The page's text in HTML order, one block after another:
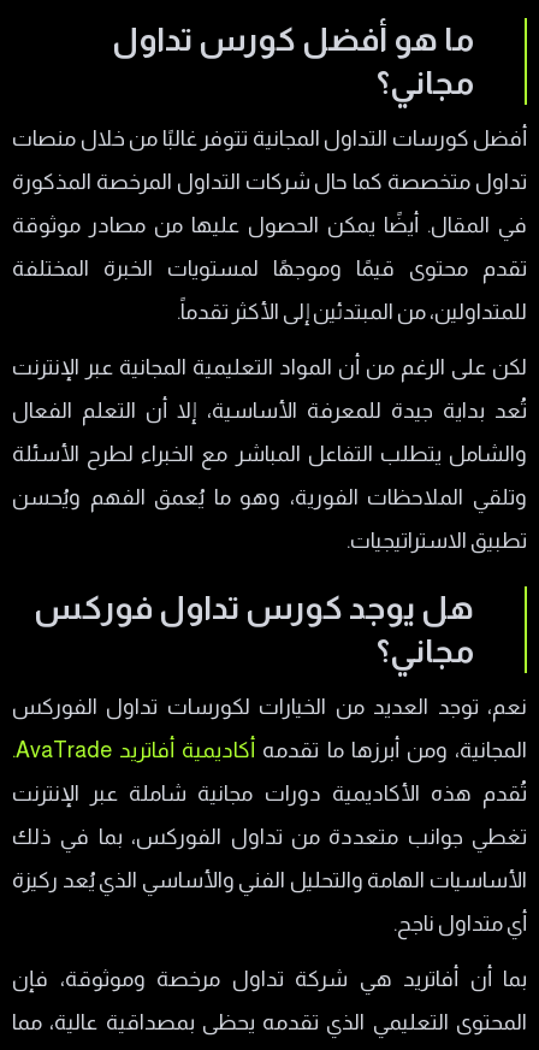
ما هو أفضل كورس تداول
مجاني؟
أفضل كورسات التداول المجانية تتوفر غالبًا من خلال منصات
تداول متخصصة كما حال شركات التداول المرخصة المذكورة
في المقال. أيضًا يمكن الحصول عليها من مصادر موثوقة
تقدم محتوى قيمًا وموجهًا لمستويات الخبرة المختلفة
للمتداولين، من المبتدئين إلى الأكثر تقدماً.
لكن على الرغم من أن المواد التعليمية المجانية عبر الإنترنت
تُعد بداية جيدة للمعرفة الأساسية، إلا أن التعلم الفعال
والشامل يتطلب التفاعل المباشر مع الخبراء لطرح الأسئلة
وتلقي الملاحظات الفورية، وهو ما يُعمق الفهم ويُحسن
تطبيق الاستراتيجيات.
هل يوجد كورس تداول فوركس
مجاني؟
نعم، توجد العديد من الخيارات لكورسات تداول الفوركس
المجانية، ومن أبرزها ما تقدمه أكاديمية أفاتريد AvaTrade.
تُقدم هذه الأكاديمية دورات مجانية شاملة عبر الإنترنت
تغطي جوانب متعددة من تداول الفوركس، بما في ذلك
الأساسيات الهامة والتحليل الفني والأساسي الذي يُعد ركيزة
أي متداول ناجح.
بما أن أفاتريد هي شركة تداول مرخصة وموثوقة، فإن
المحتوى التعليمي الذي تقدمه يحظى بمصداقية عالية، مما